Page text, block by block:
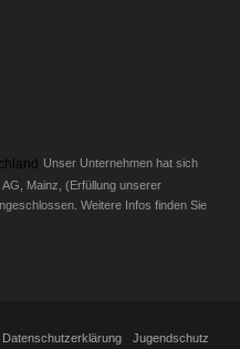
Unser Unternehmen hat sich
Mainz, (Erfüllung unserer
Weitere Infos finden Sie
Datenschutzerklärung
Jugendschutz